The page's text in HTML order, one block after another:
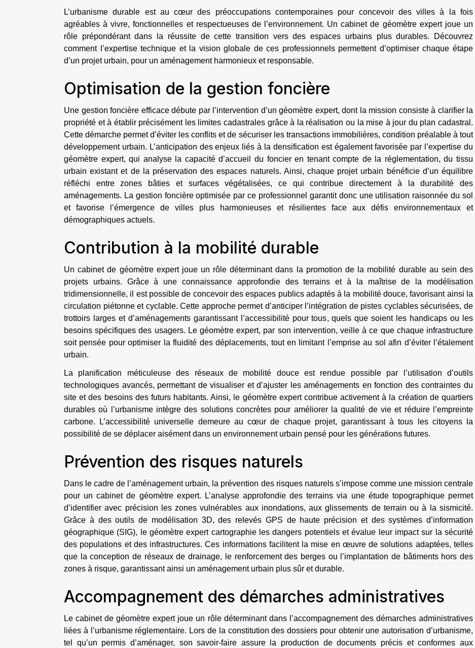
L’urbanisme durable est au cœur des préoccupations contemporaines pour concevoir des villes à la fois
agréables à vivre, fonctionnelles et respectueuses de l’environnement. Un cabinet de géomètre expert joue un
rôle prépondérant dans la réussite de cette transition vers des espaces urbains plus durables. Découvrez
comment l’expertise technique et la vision globale de ces professionnels permettent d’optimiser chaque étape
d’un projet urbain, pour un aménagement harmonieux et responsable.
Optimisation de la gestion foncière
Une gestion foncière efficace débute par l’intervention d’un géomètre expert, dont la mission consiste à clarifier la
propriété et à établir précisément les limites cadastrales grâce à la réalisation ou la mise à jour du plan cadastral.
Cette démarche permet d’éviter les conflits et de sécuriser les transactions immobilières, condition préalable à tout
développement urbain. L’anticipation des enjeux liés à la densification est également favorisée par l’expertise du
géomètre expert, qui analyse la capacité d’accueil du foncier en tenant compte de la réglementation, du tissu
urbain existant et de la préservation des espaces naturels. Ainsi, chaque projet urbain bénéficie d’un équilibre
réfléchi entre zones bâties et surfaces végétalisées, ce qui contribue directement à la durabilité des
aménagements. La gestion foncière optimisée par ce professionnel garantit donc une utilisation raisonnée du sol
et favorise l’émergence de villes plus harmonieuses et résilientes face aux défis environnementaux et
démographiques actuels.
Contribution à la mobilité durable
Un cabinet de géomètre expert joue un rôle déterminant dans la promotion de la mobilité durable au sein des
projets urbains. Grâce à une connaissance approfondie des terrains et à la maîtrise de la modélisation
tridimensionnelle, il est possible de concevoir des espaces publics adaptés à la mobilité douce, favorisant ainsi la
circulation piétonne et cyclable. Cette approche permet d’anticiper l’intégration de pistes cyclables sécurisées, de
trottoirs larges et d’aménagements garantissant l’accessibilité pour tous, quels que soient les handicaps ou les
besoins spécifiques des usagers. Le géomètre expert, par son intervention, veille à ce que chaque infrastructure
soit pensée pour optimiser la fluidité des déplacements, tout en limitant l’emprise au sol afin d’éviter l’étalement
urbain.
La planification méticuleuse des réseaux de mobilité douce est rendue possible par l’utilisation d’outils
technologiques avancés, permettant de visualiser et d’ajuster les aménagements en fonction des contraintes du
site et des besoins des futurs habitants. Ainsi, le géomètre expert contribue activement à la création de quartiers
durables où l’urbanisme intègre des solutions concrètes pour améliorer la qualité de vie et réduire l’empreinte
carbone. L’accessibilité universelle demeure au cœur de chaque projet, garantissant à tous les citoyens la
possibilité de se déplacer aisément dans un environnement urbain pensé pour les générations futures.
Prévention des risques naturels
Dans le cadre de l’aménagement urbain, la prévention des risques naturels s’impose comme une mission centrale
pour un cabinet de géomètre expert. L’analyse approfondie des terrains via une étude topographique permet
d’identifier avec précision les zones vulnérables aux inondations, aux glissements de terrain ou à la sismicité.
Grâce à des outils de modélisation 3D, des relevés GPS de haute précision et des systèmes d’information
géographique (SIG), le géomètre expert cartographie les dangers potentiels et évalue leur impact sur la sécurité
des populations et des infrastructures. Ces informations facilitent la mise en œuvre de solutions adaptées, telles
que la conception de réseaux de drainage, le renforcement des berges ou l’implantation de bâtiments hors des
zones à risque, garantissant ainsi un aménagement urbain plus sûr et durable.
Accompagnement des démarches administratives
Le cabinet de géomètre expert joue un rôle déterminant dans l’accompagnement des démarches administratives
liées à l’urbanisme réglementaire. Lors de la constitution des dossiers pour obtenir une autorisation d’urbanisme,
tel qu’un permis d’aménager, son savoir-faire assure la production de documents précis et conformes aux